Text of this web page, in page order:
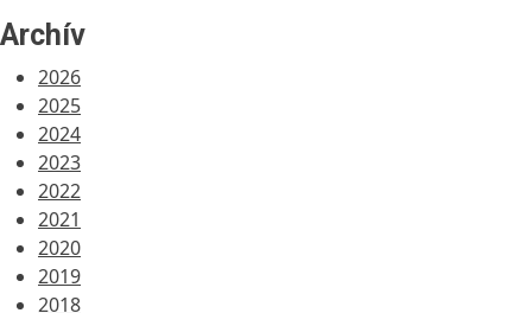
Archív
2026
2025
2024
2023
2022
2021
2020
2019
2018